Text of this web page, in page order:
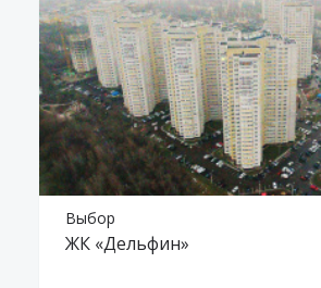
Выбор
ЖК «Дельфин»